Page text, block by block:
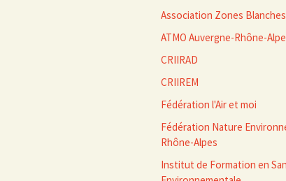
Association Zones
ATMO Auvergne-Rhône-
CRIIRAD
CRIIREM
Fédération l'Air et moi
Fédération Nature
Rhône-Alpes
Institut de Formation en